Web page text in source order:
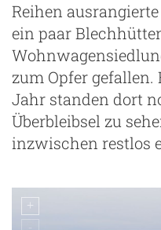
Reihen
ein paar
zum Opfer
Jahr standen dort
Überbleibsel zu
inzwischen restlos